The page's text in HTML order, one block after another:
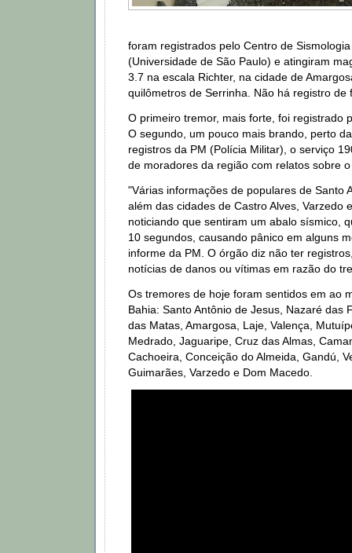
foram registrados pelo Centro de
(Universidade de São Paulo) e atingiram
3.7 na escala Richter, na cidade de
quilômetros de Serrinha. Não há registro de
O primeiro tremor, mais forte, foi registrado
O segundo, um pouco mais brando, perto
registros da PM (Polícia Militar), o serviço
de moradores da região com relatos sobre
"Várias informações de populares de Santo
além das cidades de Castro Alves, Varzedo
noticiando que sentiram um abalo sísmico,
10 segundos, causando pânico em alguns
informe da PM. O órgão diz não ter
notícias de danos ou vítimas em razão do
Os tremores de hoje foram sentidos em ao
Bahia: Santo Antônio de Jesus, Nazaré das
das Matas, Amargosa, Laje, Valença,
Medrado, Jaguaripe, Cruz das Almas,
Cachoeira, Conceição do Almeida, Gandú,
Guimarães, Varzedo e Dom Macedo.